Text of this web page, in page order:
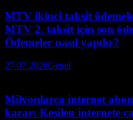
MTV ikinci taksit
MTV 2. taksit için son
Ödemeler nasıl yapılır?
27.07.2026Genel
Milyonlarca internet
karar: Kesilen internete